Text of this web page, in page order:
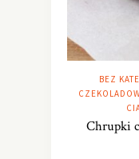
BEZ
Chrupki